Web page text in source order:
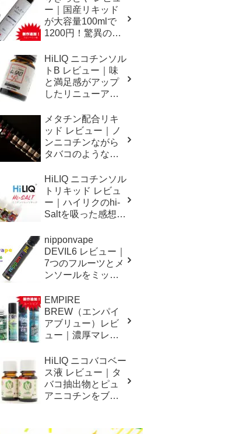
ー｜国産リキッド
が大容量100mlで
1200円！驚異のコ
HiLIQ ニコチンソル
トB レビュー｜味
と満足感がアップ
したリニューアル
メタチン配合リキ
ッド レビュー｜ノ
ンニコチンながら
タバコのような吸
HiLIQ ニコチンソル
トリキッド レビュ
ー｜ハイリクのhi-
Saltを吸った感想の
nipponvape
DEVIL6 レビュー｜
7つのフルーツとメ
ンソールをミック
リキッド！
EMPIRE
BREW（エンパイ
アブリュー）レビ
ュー｜濃厚マレー
ーズ！
HiLIQ ニコバコベー
ス液 レビュー｜タ
バコ抽出物とピュ
アニコチンをブレ